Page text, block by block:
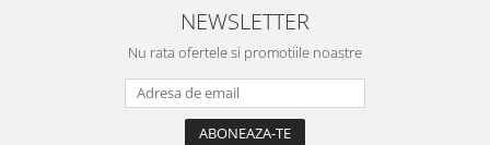
NEWSLETTER
Nu rata ofertele si promotiile noastre